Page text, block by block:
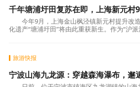
千年塘浦圩田复苏在即，上海新元村
今年9月，上海金山枫泾镇新元村提升改
化遗产“塘浦圩田”将由此重获新生。作为“沪
旅游快报
宁波山海九龙源：穿越森海瀑布，邂